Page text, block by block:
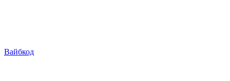
Вайбкод